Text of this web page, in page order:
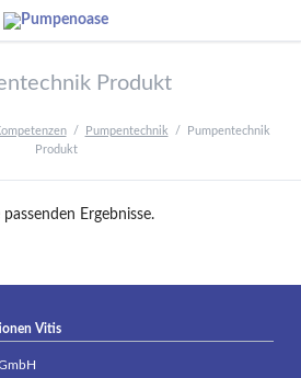
Produkt
Pumpentechnik
Pumpentechnik
Produkt
Ergebnisse.
Vitis